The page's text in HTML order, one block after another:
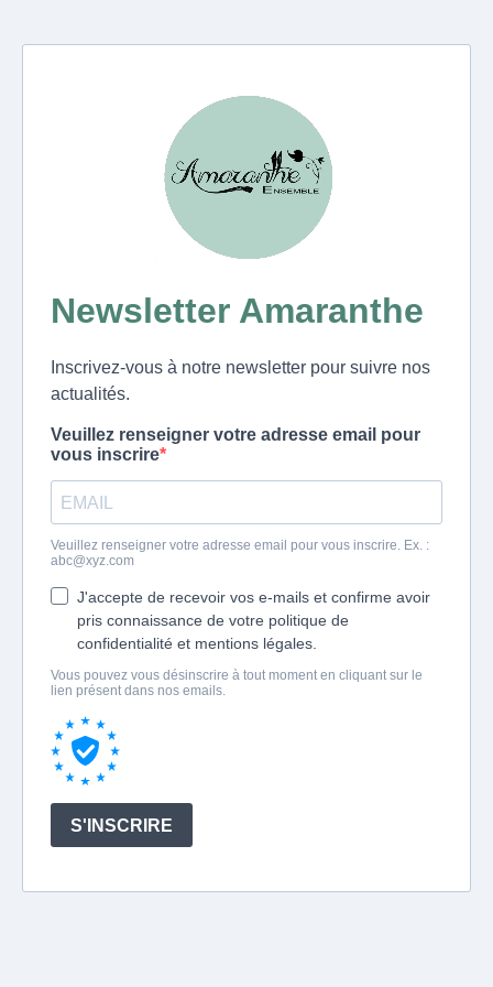
Newsletter Amaranthe
Inscrivez-vous à notre newsletter pour suivre nos
actualités.
Veuillez renseigner votre adresse email pour
vous inscrire
Veuillez renseigner votre adresse email pour vous inscrire. Ex. :
abc@xyz.com
J'accepte de recevoir vos e-mails et confirme avoir
pris connaissance de votre politique de
confidentialité et mentions légales.
Vous pouvez vous désinscrire à tout moment en cliquant sur le
lien présent dans nos emails.
S'INSCRIRE